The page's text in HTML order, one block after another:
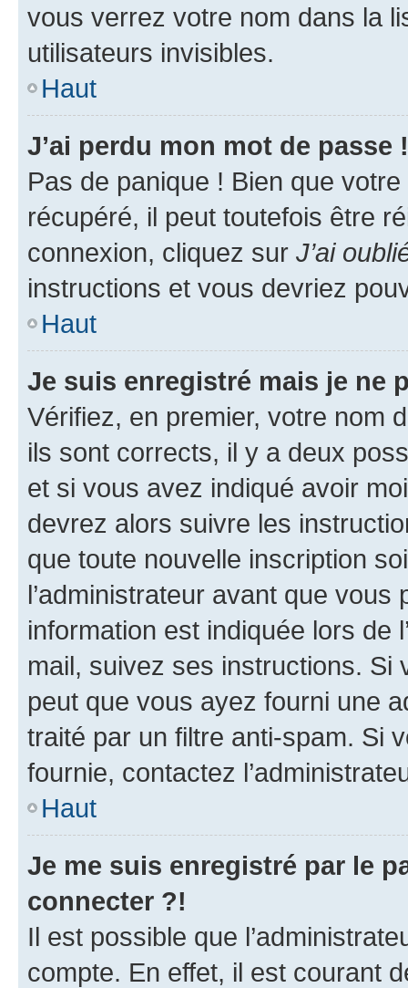
vous verrez votre nom dans la
utilisateurs invisibles.
Haut
J’ai perdu mon mot de passe !
Pas de panique ! Bien que
récupéré, il peut toutefois être
connexion, cliquez sur J’ai
instructions et vous devriez
Haut
Je suis enregistré mais je ne
Vérifiez, en premier, votre nom
ils sont corrects, il y a deux
et si vous avez indiqué avoir
devrez alors suivre les
que toute nouvelle inscription
l’administrateur avant que
information est indiquée lors de
mail, suivez ses instructions. Si
peut que vous ayez fourni une
traité par un filtre anti-spam. Si
fournie, contactez
Haut
Je me suis enregistré par le
connecter ?!
Il est possible que
compte. En effet, il est courant